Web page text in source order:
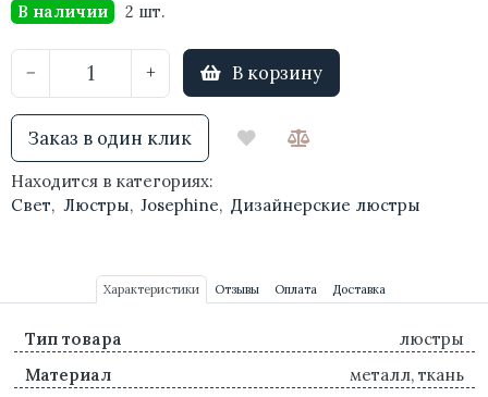
В наличии 2 шт.
− + В корзину
Заказ в один клик
Находится в категориях:
Свет, Люстры, Josephine, Дизайнерские люстры
Характеристики Отзывы Оплата Доставка
Тип товара
люстры
Материал
металл, ткань